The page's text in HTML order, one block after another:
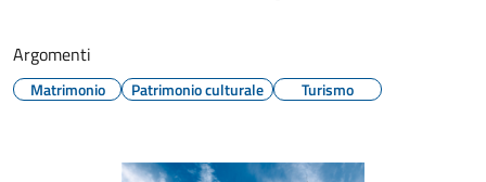
Argomenti
Matrimonio Patrimonio culturale Turismo